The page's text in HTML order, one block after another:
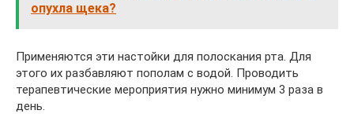
опухла щека?
Применяются эти настойки для полоскания рта. Для
этого их разбавляют пополам с водой. Проводить
терапевтические мероприятия нужно минимум 3 раза в
день.